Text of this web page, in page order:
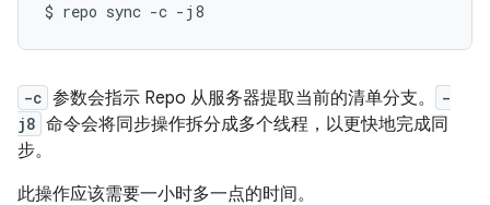
$ repo sync -c
-c 参数会指示 Repo 从服务器提取当前的清单分支。
-
j8 命令会将同步操作拆分成多个线程，以更快地完成同
步。
此操作应该需要一小时多一点的时间。